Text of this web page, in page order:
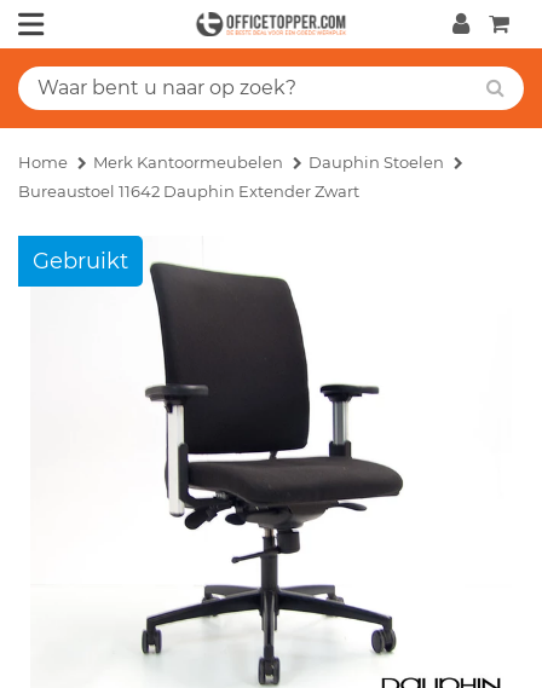
Home Merk Kantoormeubelen
Dauphin Stoelen
Bureaustoel 11642 Dauphin Extender Zwart
Gebruikt